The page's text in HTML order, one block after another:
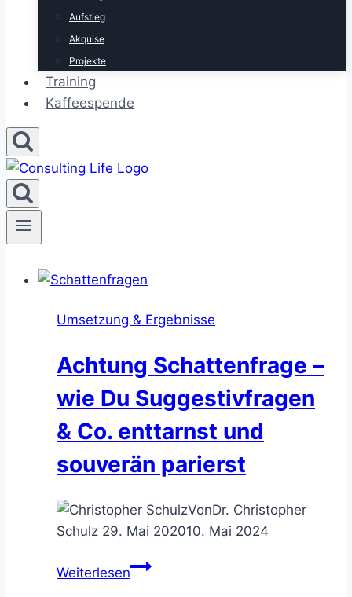
Aufstieg
Akquise
Projekte
Training
Kaffeespende
Umsetzung & Ergebnisse
Achtung Schattenfrage –
wie Du Suggestivfragen
& Co. enttarnst und
souverän parierst
VonDr. Christopher
Schulz 29. Mai 202010. Mai 2024
WeiterlesenAchtung